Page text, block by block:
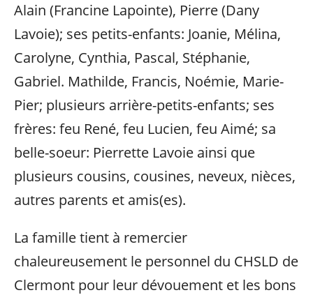
Alain (Francine Lapointe), Pierre (Dany
Lavoie); ses petits-enfants: Joanie, Mélina,
Carolyne, Cynthia, Pascal, Stéphanie,
Gabriel. Mathilde, Francis, Noémie, Marie-
Pier; plusieurs arrière-petits-enfants; ses
frères: feu René, feu Lucien, feu Aimé; sa
belle-soeur: Pierrette Lavoie ainsi que
plusieurs cousins, cousines, neveux, nièces,
autres parents et amis(es).
La famille tient à remercier
chaleureusement le personnel du CHSLD de
Clermont pour leur dévouement et les bons